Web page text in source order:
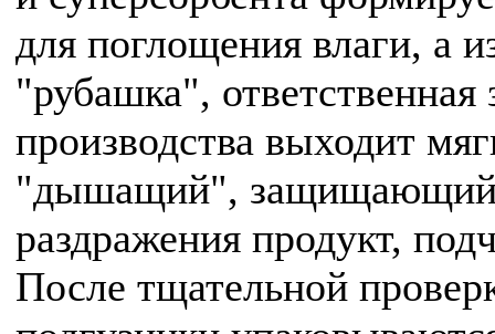
для поглощения влаги, а
"рубашка", ответственная
производства выходит
"дышащий", защищающий
раздражения продукт,
После тщательной